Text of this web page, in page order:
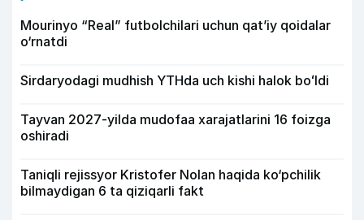
Mourinyo “Real” futbolchilari uchun qat’iy qoidalar
o‘rnatdi
Sirdaryodagi mudhish YTHda uch kishi halok boʻldi
Tayvan 2027-yilda mudofaa xarajatlarini 16 foizga
oshiradi
Taniqli rejissyor Kristofer Nolan haqida ko‘pchilik
bilmaydigan 6 ta qiziqarli fakt